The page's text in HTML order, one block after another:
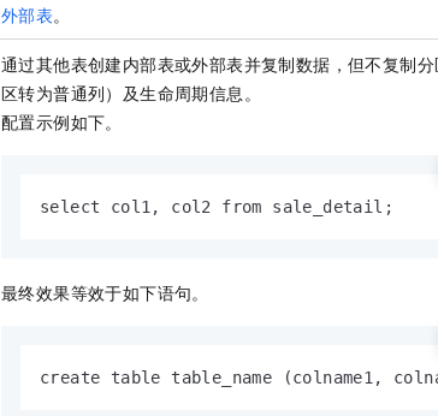
外部表。
通过其他表创建内部表或外部表并复制数据，但不复制
区转为普通列）及生命周期信息。
配置示例如下。
select col1, col2 from sale_detail;
最终效果等效于如下语句。
create table table_name (colname1,